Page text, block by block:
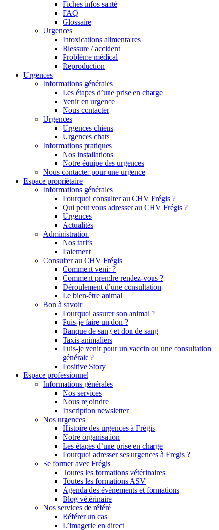
Fiches infos santé
FAQ
Glossaire
Urgences
Intoxications alimentaires
Blessure / accident
Problème médical
Reproduction
Urgences
Informations générales
Les étapes d’une prise en charge
Venir en urgence
Nous contacter
Urgences
Urgences chiens
Urgences chats
Informations pratiques
Nos installations
Notre équipe des urgences
Nous contacter pour une urgence
Espace propriétaire
Informations générales
Pourquoi consulter au CHV Frégis ?
Qui peut vous adresser au CHV Frégis ?
Urgences
Actualités
Administration
Nos tarifs
Paiement
Consulter au CHV Frégis
Comment venir ?
Comment prendre rendez-vous ?
Déroulement d’une consultation
Le bien-être animal
Bon à savoir
Pourquoi assurer son animal ?
Puis-je faire un don ?
Banque de sang et don de sang
Taxis animaliers
Puis-je venir pour un vaccin ou une consultation
générale ?
Positive Story
Espace professionnel
Informations générales
Nos services
Nous rejoindre
Inscription newsletter
Nos urgences
Histoire des urgences à Frégis
Notre organisation
Les étapes d’une prise en charge
Pourquoi adresser ses urgences à Fregis ?
Se former avec Frégis
Toutes les formations vétérinaires
Toutes les formations ASV
Agenda des évènements et formations
Blog vétérinaire
Nos services de référé
Référer un cas
L’imagerie en direct